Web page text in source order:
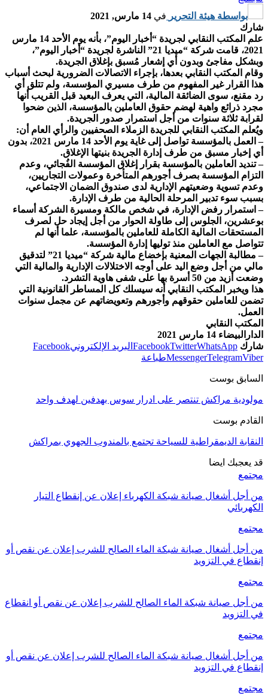
بواسطة هيئة التحرير في 14 مارس, 2021
شارك
علم المكتب النقابي لجريدة “أخبار اليوم”، بأنه يوم الأحد 14 مارس
2021، قامت شركة “ميديا 21” الناشرة لجريدة “أخبار اليوم”،
وبشكل مفاجئ وبدون أي إشعار مُسبق بإغلاق الجريدة.
وقام المكتب النقابي بعدها، بإجراء الاتصالات الضرورية لبحث أسباب
هذا القرار غير المفهوم من طرف مسيري المؤسسة، ولم تتلق أي
رد مقنع، سوى الضائقة المالية، التي يعرف البعيد قبل القريب أنها
مجرد ذرائع واهية لهضم حقوق العاملين بالمؤسسة، الذين ضحوا
لقرابة ثلاثة سنوات من أجل استمرار صدور الجريدة.
ويُعلم المكتب النقابي للجريدة الزملاء الصحفيين والرأي العام أن:
– العمل بالمؤسسة تواصل إلى غاية يوم الأحد 14 مارس 2021، بدون
أي إخبار مسبق من طرف إدارة الجريدة بنيتها الإغلاق.
– تنديد العاملين بالمؤسسة بقرار إغلاق المؤسسة الفُجائي، وعدم
التزام المؤسسة بصرف أجورهم المتأخرة وعمولات التجاريين،
وعدم تسوية وضعيتهم الإدارية لدى صندوق الضمان الاجتماعي،
بسبب سوء تدبير المرحلة الحالية من طرف الإدارة.
– استمرار رفض الإدارة، في شخص مالكة ومسيرة الشركة أسماء
بوعشرين، الجلوس إلى طاولة الحوار من أجل إيجاد حل لصرف
المستحقات المالية الكاملة للعاملين بالمؤسسة، علما أنها لم
تتواصل مع العاملين منذ توليها إدارة المؤسسة.
– مطالبة الجهات المعنية بإخضاع مالية شركة “ميديا 21” لتدقيق
مالي من أجل وضع اليد على أوجه الاختلالات الإدارية والمالية التي
وضعت أزيد من 50 أسرة بها على شفى هاوية التشرد.
هذا ويخبر المكتب النقابي أنه سيسلك كل المساطر القانونية التي
تضمن للعاملين حقوقهم وأجورهم وتعويضاتهم عن مجمل سنوات
العمل.
المكتب النقابي
الدارالبيضاء 14 مارس 2021
شارك
FacebookTwitterWhatsApp البريد الإلكترونيFacebook
MessengerTelegramViber طباعة
السابق بوست
مولودية مراكش تنتصر على ادرار سوس بهدفين لهدف واحد‎
القادم بوست
النقابة الديمقراطية للسياحة تجتمع بالمندوب الجهوي بمراكش
قد يعجبك ايضا
مجتمع
من أجل أشغال صيانة شبكة الكهرباء إعلان عن إنقطاع التيار
الكهربائي
مجتمع
من أجل أشغال صيانة شبكة الماء الصالح للشرب إعلان عن نقص أو
إنقطاع في التزويد
مجتمع
من أجل صيانة شبكة الماء الصالح للشرب إعلان عن نقص أو انقطاع
في التزويد
مجتمع
من أجل أشغال صيانة شبكة الماء الصالح للشرب إعلان عن نقص أو
إنقطاع في التزويد
مجتمع